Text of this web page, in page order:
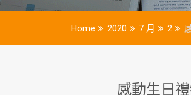
Home 2020 7 月 2
感動生日